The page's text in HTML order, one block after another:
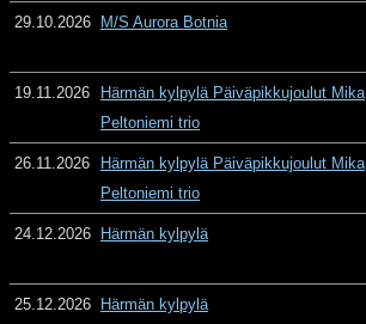
29.10.2026 M/S Aurora Botnia
19.11.2026
Härmän kylpylä Päiväpikkujoulut Mika
Peltoniemi trio
26.11.2026
Härmän kylpylä Päiväpikkujoulut Mika
Peltoniemi trio
24.12.2026 Härmän kylpylä
25.12.2026 Härmän kylpylä